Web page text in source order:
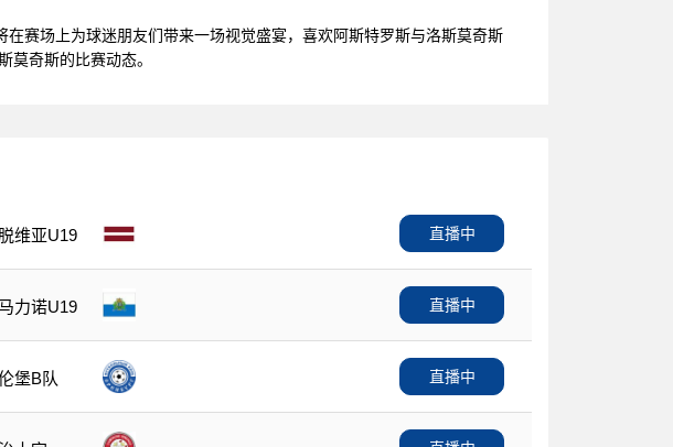
赛场上为球迷朋友们带来一场视觉盛宴，喜欢阿斯特罗斯与洛斯莫奇斯
莫奇斯的比赛动态。
维亚U19 直播中
力诺U19 直播中
堡B队 直播中